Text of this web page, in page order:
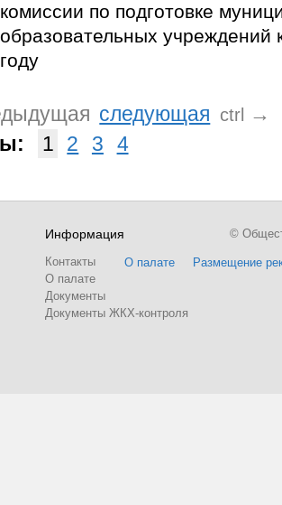
комиссии по подготовке
образовательных учреждений
году
следующая ctrl
→
1 2 3 4
Информация
Контакты
О палате
Документы
Документы ЖКХ-контроля
О палате Размещение
©